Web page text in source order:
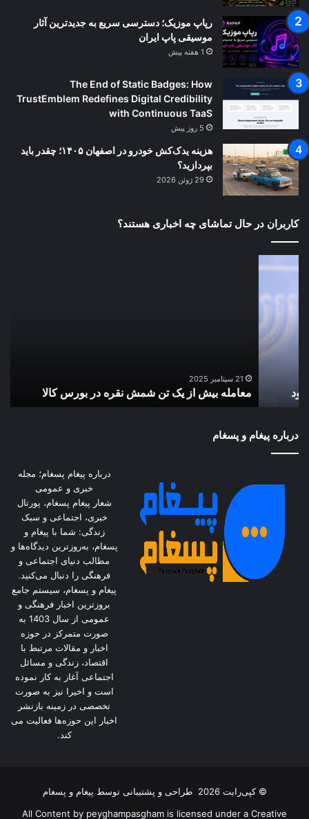
رپاپ موزیک؛ دسترسی سریع به جدیدترین آثار
موسیقی پاپ ایران
1 هفته پیش
The End of Static Badges: How
TrustEmblem Redefines Digital Credibility
with Continuous TaaS
5 روز پیش
هزینه یدک‌کش خودرو در اصفهان ۱۴۰۵؛ چقدر باید
بپردازید؟
29 ژوئن 2026
کاربران در حال تماشای چه اخباری هستند؟
شمش
کالا
معامله بیش از یک تن شمش نقره در بورس کالا
درباره پیغام و پسغام
درباره پیغام پسغام؛ مجله
خبری و عمومی
شعار پیغام پسغام، پورتال
خبری، اجتماعی و سبک
زندگی: شما با پیغام و
پسغام، به‌روزترین دیدگاه‌ها و
مطالب دنیای اجتماعی و
فرهنگی را دنبال می‌کنید.
پیغام و پسغام، سیستم جامع
بروزترین اخبار فرهنگی و
عمومی از سال 1403 به
صورت متمرکز در حوزه
اخبار و مقالات مرتبط با
اقتصاد، زندگی و مسائل
اجتماعی آغاز به کار نموده
است و اخیرا نیز به صورت
تخصصی در زمینه بازنشر
اخبار این حوزه‌ها فعالیت می
کند.
© کپی‌رایت 2026 طراحی و پشتیبانی توسط پیغام و پسغام
All Content by peyghampasgham is licensed under a Creative